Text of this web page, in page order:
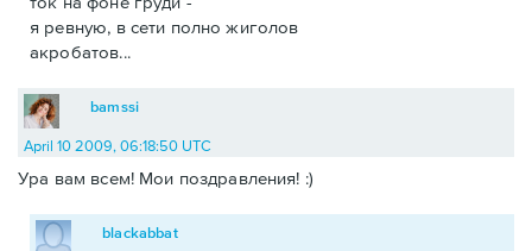
я ревную, в сети полно жиголов
акробатов...
bamssi
April 10 2009, 06:18:50 UTC
Ура вам всем! Мои поздравления! :)
blackabbat